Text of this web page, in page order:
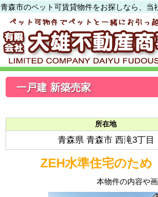
青森市のペット可賃貸物件をお探しなら、
一戸建 新築売家
所在地
青森県 青森市 西滝3丁目
ZEH水準住宅のため
本物件の内容や